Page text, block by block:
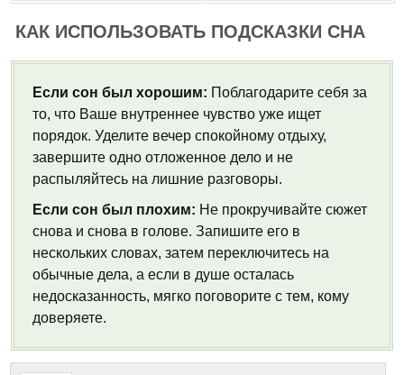
КАК ИСПОЛЬЗОВАТЬ ПОДСКАЗКИ СНА
Если сон был хорошим: Поблагодарите себя за
то, что Ваше внутреннее чувство уже ищет
порядок. Уделите вечер спокойному отдыху,
завершите одно отложенное дело и не
распыляйтесь на лишние разговоры.
Если сон был плохим: Не прокручивайте сюжет
снова и снова в голове. Запишите его в
нескольких словах, затем переключитесь на
обычные дела, а если в душе осталась
недосказанность, мягко поговорите с тем, кому
доверяете.